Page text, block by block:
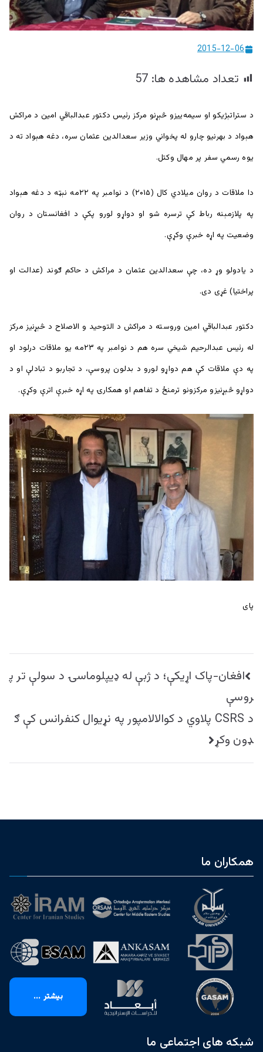
ییزو څېړنو
2015-12-06
تعداد مشاهده ها: 57
د ستراتېژيکو او سيمه‌ييزو څېړنو مرکز رئيس دکتور عبدالباقي امین د مراکش
هېواد د بهرنیو چارو له پخواني وزیر سعدالدین عثمان سره، دغه هېواد ته د
يوه رسمي سفر پر مهال وکتل.
دا ملاقات د روان ميلادي کال (۲۰۱۵) د نوامبر په ۲۲مه نېټه د دغه هېواد
په پلازمېنه رباط کې ترسره شو او دواړو لورو پکې د افغانستان د روان
وضعیت په اړه خبرې وکړې.
د يادولو وړ ده، چې سعدالدین عثمان د مراکش د حاکم ګوند (عدالت او
پراختیا) غړی دی.
دکتور عبدالباقي امين وروسته د مراکش د التوحید و الاصلاح د څېړنیز مرکز
له رئیس عبدالرحیم شیخي سره هم د نوامبر په ۲۳مه يو ملاقات درلود او
په دې ملاقات کې هم دواړو لورو د بدلون پروسې، د تجاربو د تبادلې او د
دواړو څېړنيزو مرکزونو ترمنځ د تفاهم او همکارۍ په اړه خبرې اترې وکړې.
پای
راهبری
نوشته
افغان-پاک اړيکې؛ د ژبې له ډيپلوماسۍ د سولې تر پ
روسې
د CSRS پلاوي د کوالالامپور په نړيوال کنفرانس کې ګ
ډون وکړ
همکاران ما
بیشتر ...
شبکه های اجتماعی ما